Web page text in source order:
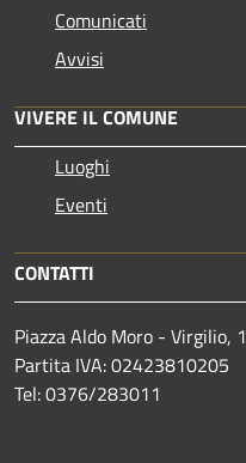
Comunicati
Avvisi
VIVERE IL COMUNE
Luoghi
Eventi
CONTATTI
Piazza Aldo Moro - Virgilio,
Partita IVA: 02423810205
Tel: 0376/283011